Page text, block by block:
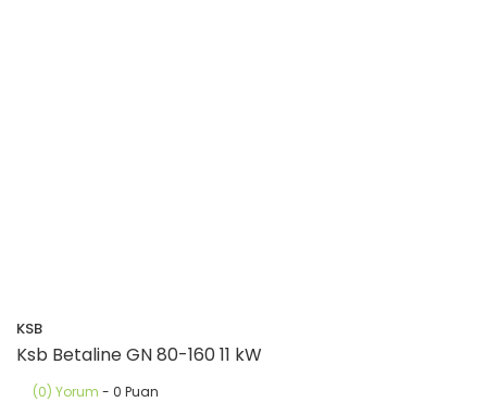
KSB
Ksb Betaline GN 80-160 11 kW
(0) Yorum - 0 Puan